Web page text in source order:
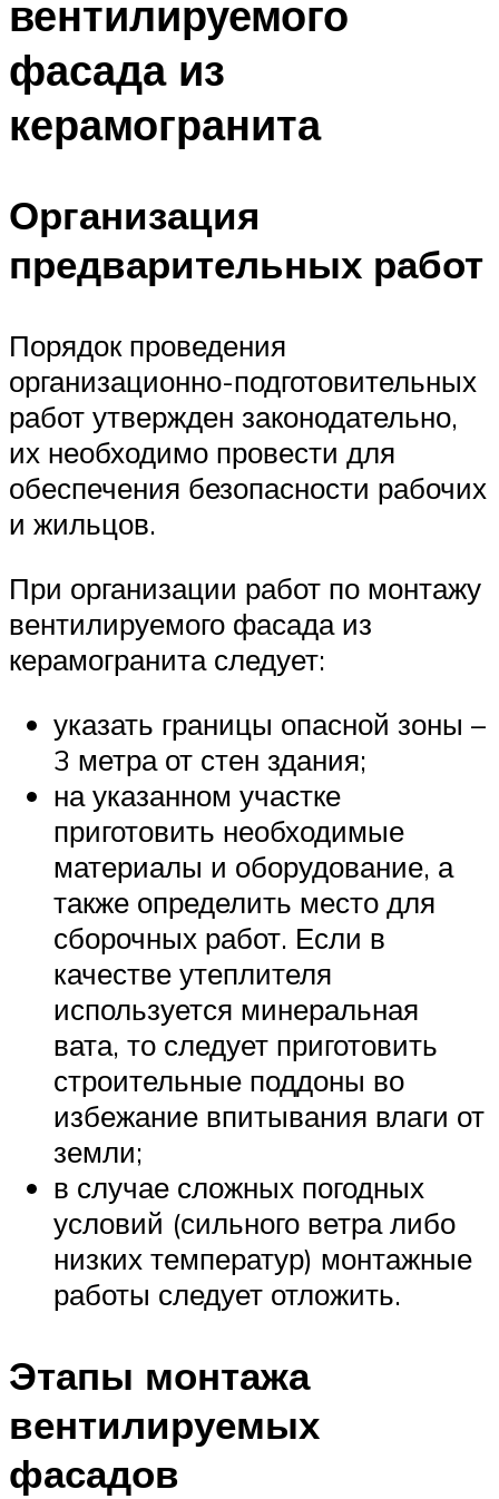
вентилируемого
фасада из
керамогранита
Организация
предварительных работ
Порядок проведения
организационно-подготовительных
работ утвержден законодательно,
их необходимо провести для
обеспечения безопасности рабочих
и жильцов.
При организации работ по монтажу
вентилируемого фасада из
керамогранита следует:
указать границы опасной зоны –
3 метра от стен здания;
на указанном участке
приготовить необходимые
материалы и оборудование, а
также определить место для
сборочных работ. Если в
качестве утеплителя
используется минеральная
вата, то следует приготовить
строительные поддоны во
избежание впитывания влаги от
земли;
в случае сложных погодных
условий (сильного ветра либо
низких температур) монтажные
работы следует отложить.
Этапы монтажа
вентилируемых
фасадов